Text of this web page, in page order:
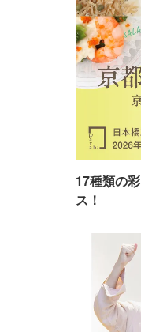
17種類の
ス！